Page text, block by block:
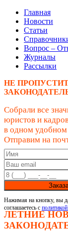
Главная
Новости
Статьи
Вопрос –
Журналы
Рассылки
НЕ
Собрали все
юристов и
в одном
Отправим на
Нажимая на кнопку, вы
соглашаетесь с
ЛЕТНИЕ